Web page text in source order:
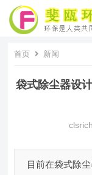
首页 新闻
袋式除尘器设
clsrich
目前在袋式除